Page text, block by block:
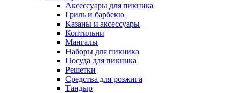
Аксессуары для пикника
Гриль и барбекю
Казаны и аксессуары
Коптильни
Мангалы
Наборы для пикника
Посуда для пикника
Решетки
Средства для розжига
Тандыр